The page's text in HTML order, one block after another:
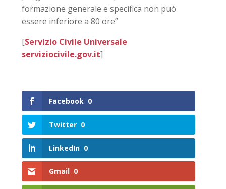
formazione generale e specifica non può
essere inferiore a 80 ore”
[Servizio Civile Universale
serviziocivile.gov.it]
Facebook 0
Twitter 0
LinkedIn 0
Gmail 0